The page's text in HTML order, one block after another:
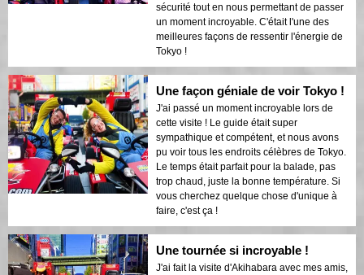
sécurité tout en nous permettant de passer
un moment incroyable. C'était l'une des
meilleures façons de ressentir l'énergie de
Tokyo !
Une façon géniale de voir Tokyo !
J'ai passé un moment incroyable lors de
cette visite ! Le guide était super
sympathique et compétent, et nous avons
pu voir tous les endroits célèbres de Tokyo.
Le temps était parfait pour la balade, pas
trop chaud, juste la bonne température. Si
vous cherchez quelque chose d'unique à
faire, c'est ça !
Une tournée si incroyable !
J'ai fait la visite d'Akihabara avec mes amis,